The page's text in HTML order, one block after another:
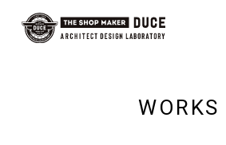
WORKS